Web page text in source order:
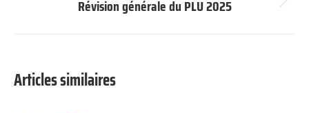
Article
Révision générale du PLU 2025
Articles similaires